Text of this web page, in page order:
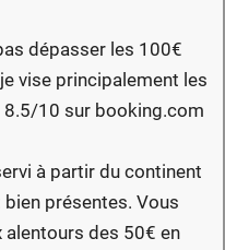
dépasser les 100€
vise principalement les
10 sur booking.com
à partir du continent
présentes. Vous
des 50€ en